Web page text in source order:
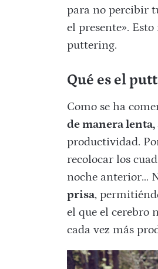
para no percibir
el presente».
puttering.
Qué es el
Como se ha
de manera
productividad.
recolocar los
noche anterior…
prisa,
el que el cerebro
cada vez más